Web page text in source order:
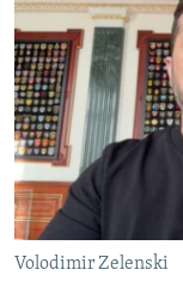
Volodimir Zelenski